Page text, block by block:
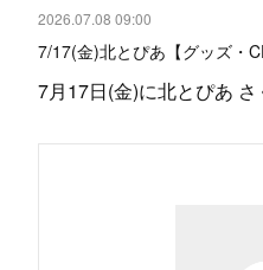
2026.07.08 09:00
7/17(金)北とぴあ【グッズ・
7月17日(金)に北とぴあ